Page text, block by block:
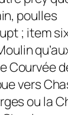
poulles
; item
Courvée
vers
ou la